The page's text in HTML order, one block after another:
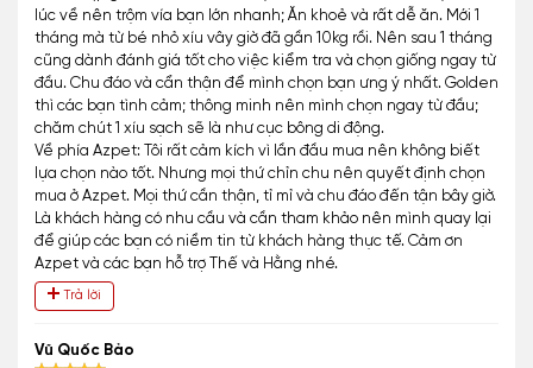
lúc về nên trộm vía bạn lớn nhanh; Ăn khoẻ và rất dễ ăn. Mới 1
tháng mà từ bé nhỏ xíu vây giờ đã gần 10kg rồi. Nên sau 1 tháng
cũng dành đánh giá tốt cho việc kiểm tra và chọn giống ngay từ
đầu. Chu đáo và cẩn thận để mình chọn bạn ưng ý nhất. Golden
thì các bạn tình cảm; thông minh nên mình chọn ngay từ đầu;
chăm chút 1 xíu sạch sẽ là như cục bông di động.
Về phía Azpet: Tôi rất cảm kích vì lần đầu mua nên không biết
lựa chọn nào tốt. Nhưng mọi thứ chỉn chu nên quyết định chọn
mua ở Azpet. Mọi thứ cần thận, tỉ mỉ và chu đáo đến tận bây giờ.
Là khách hàng có nhu cầu và cần tham khảo nên mình quay lại
để giúp các bạn có niềm tin từ khách hàng thực tế. Cảm ơn
Azpet và các bạn hỗ trợ Thế và Hằng nhé.
Trả lời
Vũ Quốc Bảo